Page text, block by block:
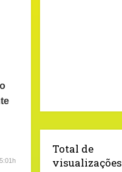
Total de
visualizações